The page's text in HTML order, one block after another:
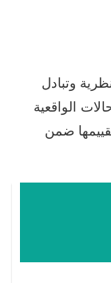
وتبادل
الواقعية
ضمن